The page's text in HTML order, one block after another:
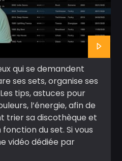
qui se demandent
ses sets, organise ses
tips, astuces pour
l’énergie, afin de
trier sa discothèque et
du set. Si vous
vidéo dédiée par